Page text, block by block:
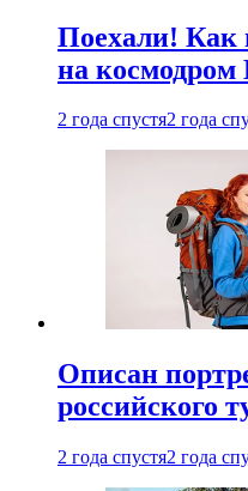
Поехали! Как
на
2 года спустя2 года
Описан
российского
2 года спустя2 года